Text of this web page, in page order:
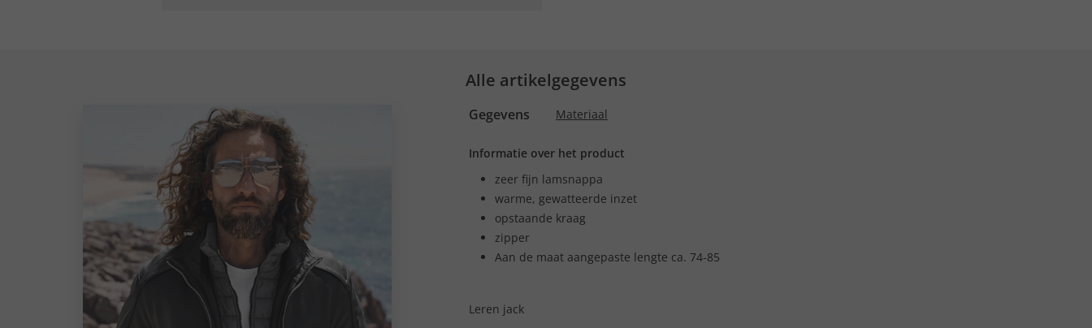
Alle artikelgegevens
Gegevens Materiaal
Informatie over het product
zeer fijn lamsnappa
warme, gewatteerde inzet
opstaande kraag
zipper
Aan de maat aangepaste lengte ca. 74-85
Leren jack